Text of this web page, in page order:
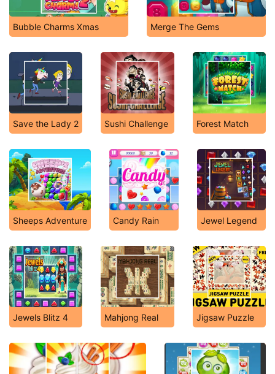
Bubble Charms Xmas Merge The Gems
Save the Lady 2 Sushi Challenge Forest Match
Sheeps Adventure Candy Rain Jewel Legend
Jewels Blitz 4 Mahjong Real Jigsaw Puzzle